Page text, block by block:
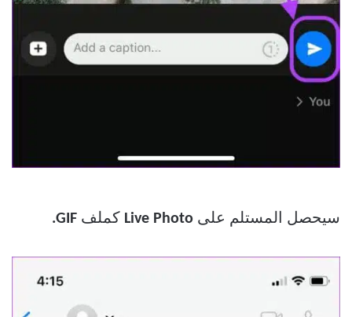
سيحصل المستلم على Live Photo كملف GIF.